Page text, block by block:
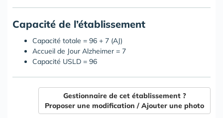
Capacité de l’établissement
Capacité totale = 96 + 7 (AJ)
Accueil de Jour Alzheimer = 7
Capacité USLD = 96
Gestionnaire de cet établissement ?
Proposer une modification / Ajouter une photo